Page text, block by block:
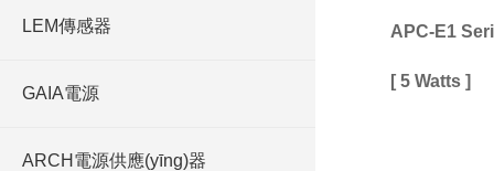
LEM傳感器
GAIA電源
ARCH電源供應(yīng)器
APC-E1
[ 5 Watts ]